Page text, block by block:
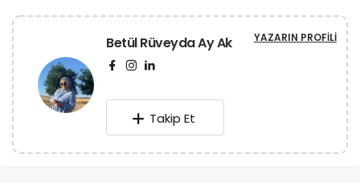
Betül Rüveyda Ay Ak YAZARIN PROFILI
Takip Et